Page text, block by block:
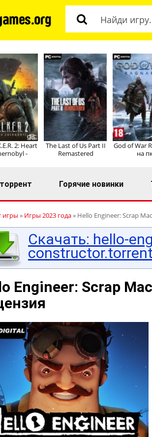
2: Heart
-
The Last of Us Part II
Remastered
God of War
на
Горячие новинки
игры » Игры 2023 года» Hello Engineer: Scrap
Скачать: hello-
constructor.torrent
Engineer: Scrap